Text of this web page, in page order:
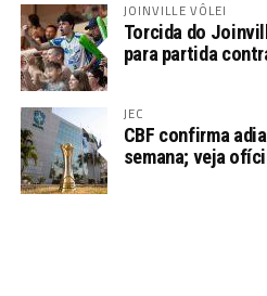
JOINVILLE VÔLEI
Torcida do
para partida
JEC
CBF confirma
semana; veja